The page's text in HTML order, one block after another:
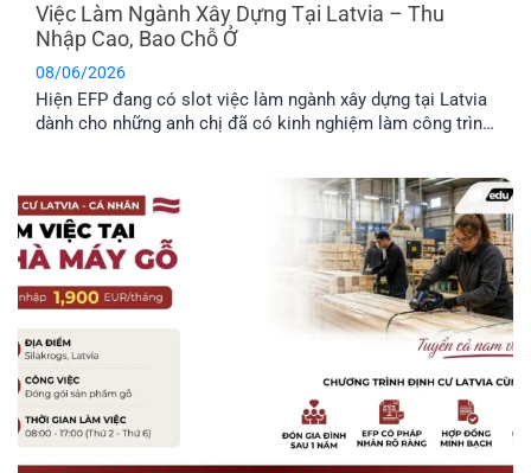
Việc Làm Ngành Xây Dựng Tại Latvia – Thu
Nhập Cao, Bao Chỗ Ở
08/06/2026
Hiện EFP đang có slot việc làm ngành xây dựng tại Latvia
dành cho những anh chị đã có kinh nghiệm làm công trình
Trong bài viết dưới đây, anh [...]